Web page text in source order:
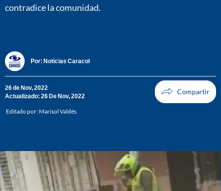
contradice la comunidad.
Por: Noticias Caracol
26 de Nov, 2022
Actualizado: 26 De Nov, 2022
Editado por: Marisol Valdés